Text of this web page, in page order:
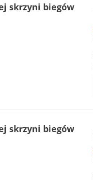
skrzyni biegów
skrzyni biegów